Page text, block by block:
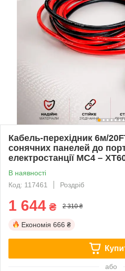
Кабель-перехідник 6м/
сонячних панелей до
електростанції MC4 –
В наявності
Код: 117461
Роздріб
1 644 ₴ 2 310 ₴
Економія 666 ₴
або